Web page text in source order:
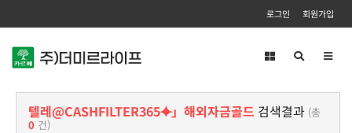
로그인 회원가입
텔레@CASHFILTER365⯌」해외자금골드 검색결과 (총
0 건)